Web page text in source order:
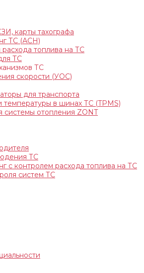
карты тахографа
ТС (АСН)
расхода топлива на ТС
ТС
ТС
скорости (УОС)
для транспорта
температуры в шинах ТС (TPMS)
системы отопления ZONT
ТС
c контролем расхода топлива на ТС
систем ТС